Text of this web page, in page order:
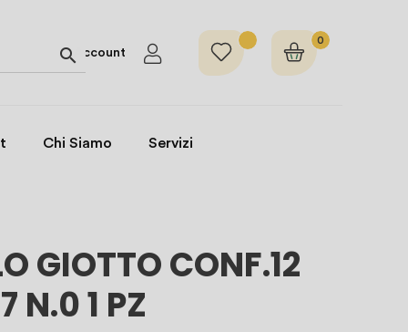
 Account
0
Chi Siamo Servizi
GIOTTO CONF.12
N.0 1 PZ